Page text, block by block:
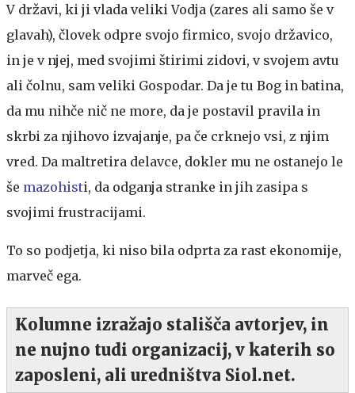
V državi, ki ji vlada veliki Vodja (zares ali samo še v
glavah), človek odpre svojo firmico, svojo državico,
in je v njej, med svojimi štirimi zidovi, v svojem avtu
ali čolnu, sam veliki Gospodar. Da je tu Bog in batina,
da mu nihče nič ne more, da je postavil pravila in
skrbi za njihovo izvajanje, pa če crknejo vsi, z njim
vred. Da maltretira delavce, dokler mu ne ostanejo le
še mazohisti, da odganja stranke in jih zasipa s
svojimi frustracijami.
To so podjetja, ki niso bila odprta za rast ekonomije,
marveč ega.
Kolumne izražajo stališča avtorjev, in
ne nujno tudi organizacij, v katerih so
zaposleni, ali uredništva Siol.net.